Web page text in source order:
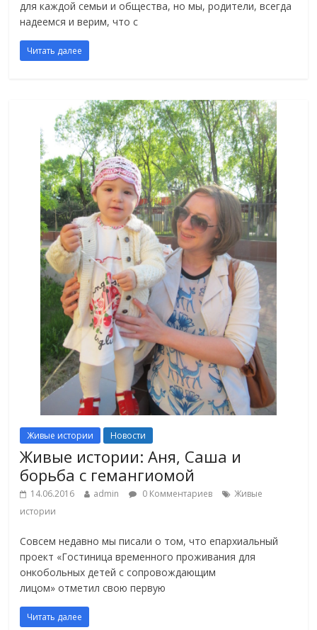
для каждой семьи и общества, но мы, родители, всегда
надеемся и верим, что с
Читать далее
Живые истории Новости
Живые истории: Аня, Саша и
борьба с гемангиомой
14.06.2016 admin 0 Комментариев
Живые
истории
Совсем недавно мы писали о том, что епархиальный
проект «Гостиница временного проживания для
онкобольных детей с сопровождающим
лицом» отметил свою первую
Читать далее